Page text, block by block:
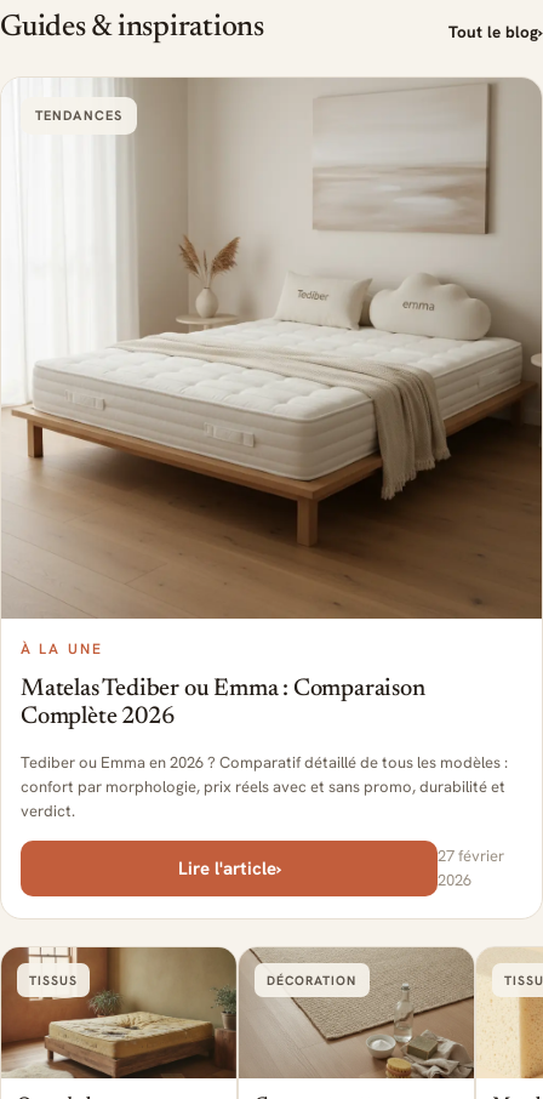
Guides & inspirations Tout le blog›
TENDANCES
À LA UNE
Matelas Tediber ou Emma : Comparaison
Complète 2026
Tediber ou Emma en 2026 ? Comparatif détaillé de tous les modèles :
confort par morphologie, prix réels avec et sans promo, durabilité et
verdict.
Lire l'article›
27 février
2026
TISSUS DÉCORATION